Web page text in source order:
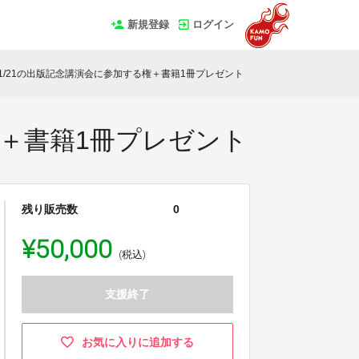
新規登録 ログイン
21の出版記念講演会に参加する権＋書籍1冊プレゼント
書籍1冊プレゼント
残り販売数 0
¥50,000 (税込)
支援終了
お気に入りに追加する